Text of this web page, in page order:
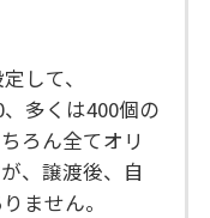
して、
多くは400個の
ろん全てオリ
、譲渡後、自
ません。